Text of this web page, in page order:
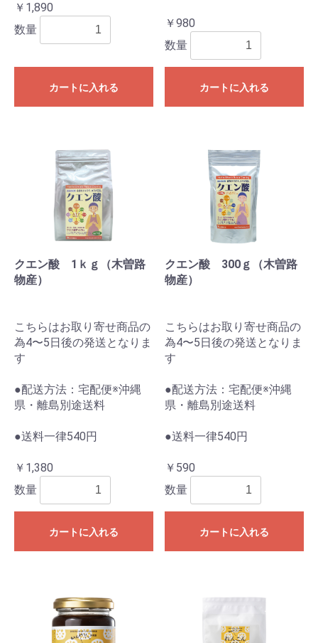
￥1,890
数量
カートに入れる
￥980
数量
カートに入れる
クエン酸 1ｋｇ（木曽路
物産）
こちらはお取り寄せ商品の
為4〜5日後の発送となりま
す
●配送方法：宅配便※沖縄
県・離島別途送料
●送料一律540円
￥1,380
数量
カートに入れる
クエン酸 300ｇ（木曽路
物産）
こちらはお取り寄せ商品の
為4〜5日後の発送となりま
す
●配送方法：宅配便※沖縄
県・離島別途送料
●送料一律540円
￥590
数量
カートに入れる